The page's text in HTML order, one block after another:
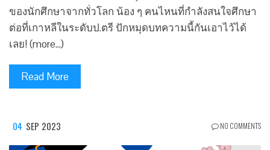
ของนักศึกษาจากทั่วโลก น้อง ๆ คนไหนที่กำลังสนใจศึกษา
ต่อที่เกาหลีในระดับป.ตรี ปักหมุดบทความนี้กันเอาไว้ได้
เลย! (more…)
Read More
04 SEP 2023 NO COMMENTS